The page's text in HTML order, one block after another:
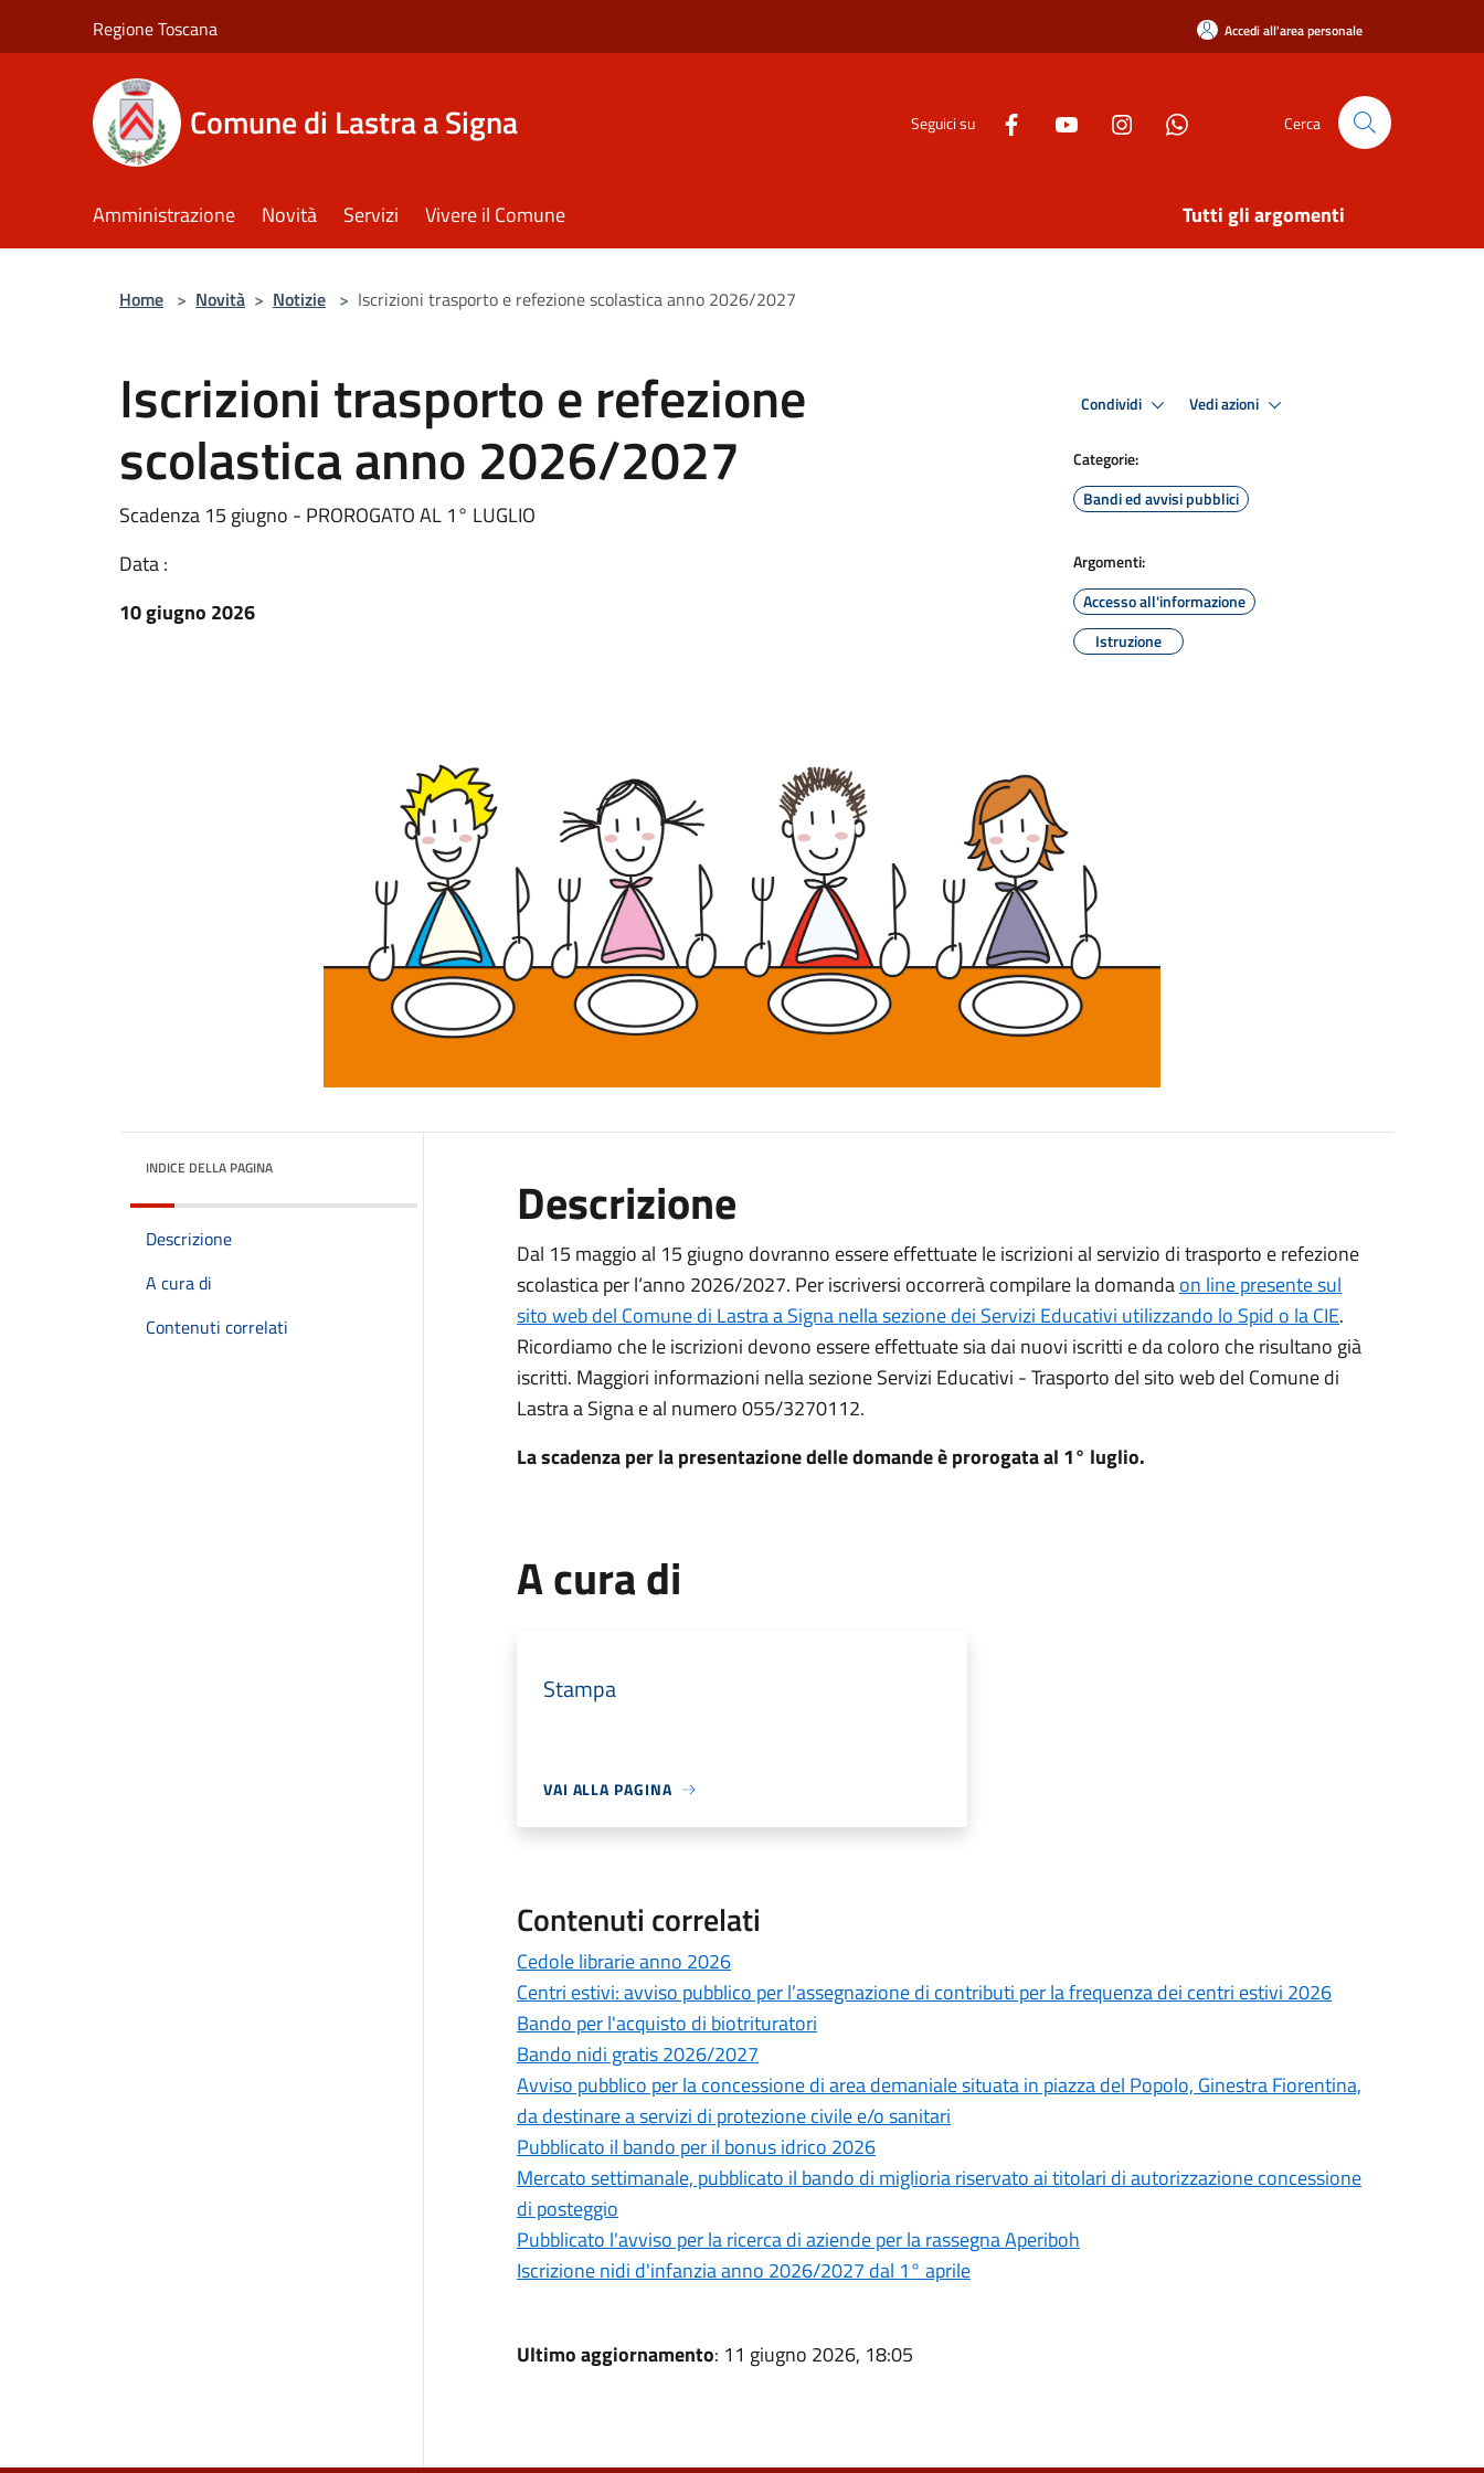
Regione Toscana Accedi all'area personale
Comune di Lastra a Signa Seguici su Cerca
Amministrazione Novità Servizi Vivere il Comune Tutti gli argomenti
Home > Novità > Notizie > Iscrizioni trasporto e refezione scolastica anno 2026/2027
Iscrizioni trasporto e refezione
scolastica anno 2026/2027
Scadenza 15 giugno - PROROGATO AL 1° LUGLIO
Data :
10 giugno 2026
Condividi Vedi azioni
Categorie:
Bandi ed avvisi pubblici
Argomenti:
Accesso all'informazione
Istruzione
INDICE DELLA PAGINA
Descrizione
A cura di
Contenuti correlati
Descrizione
Dal 15 maggio al 15 giugno dovranno essere effettuate le iscrizioni al servizio di trasporto e refezione
scolastica per l‘anno 2026/2027. Per iscriversi occorrerà compilare la domandaon line presente sul
sito web del Comune di Lastra a Signa nella sezione dei Servizi Educativi utilizzando lo Spid o la CIE.
Ricordiamo che le iscrizioni devono essere effettuate sia dai nuovi iscritti e da coloro che risultano già
iscritti. Maggiori informazioni nella sezione Servizi Educativi - Trasporto del sito web del Comune di
Lastra a Signa e al numero 055/3270112.
La scadenza per la presentazione delle domande è prorogata al 1° luglio.
A cura di
Stampa
VAI ALLA PAGINA
Contenuti correlati
Cedole librarie anno 2026
Centri estivi: avviso pubblico per l’assegnazione di contributi per la frequenza dei centri estivi 2026
Bando per l'acquisto di biotrituratori
Bando nidi gratis 2026/2027
Avviso pubblico per la concessione di area demaniale situata in piazza del Popolo, Ginestra Fiorentina,
da destinare a servizi di protezione civile e/o sanitari
Pubblicato il bando per il bonus idrico 2026
Mercato settimanale, pubblicato il bando di miglioria riservato ai titolari di autorizzazione concessione
di posteggio
Pubblicato l'avviso per la ricerca di aziende per la rassegna Aperiboh
Iscrizione nidi d'infanzia anno 2026/2027 dal 1° aprile
Ultimo aggiornamento: 11 giugno 2026, 18:05